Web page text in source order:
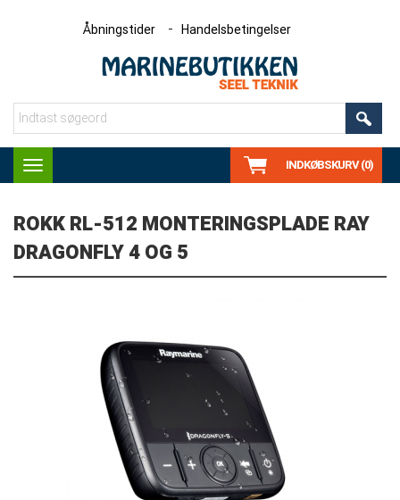
Åbningstider Handelsbetingelser
Toggle
navigation
INDKØBSKURV (0)
ROKK RL-512 MONTERINGSPLADE RAY
DRAGONFLY 4 OG 5